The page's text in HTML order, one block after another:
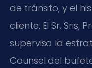
de tránsito, y el
cliente. El Sr. Sris,
supervisa la
Counsel del